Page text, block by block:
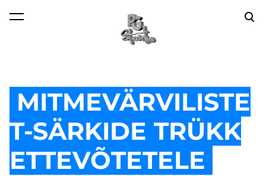
lisati ostukorvi. Vaata ostukorvi
MITMEVÄRVILISTE
T-SÄRKIDE TRÜKK
ETTEVÕTETELE